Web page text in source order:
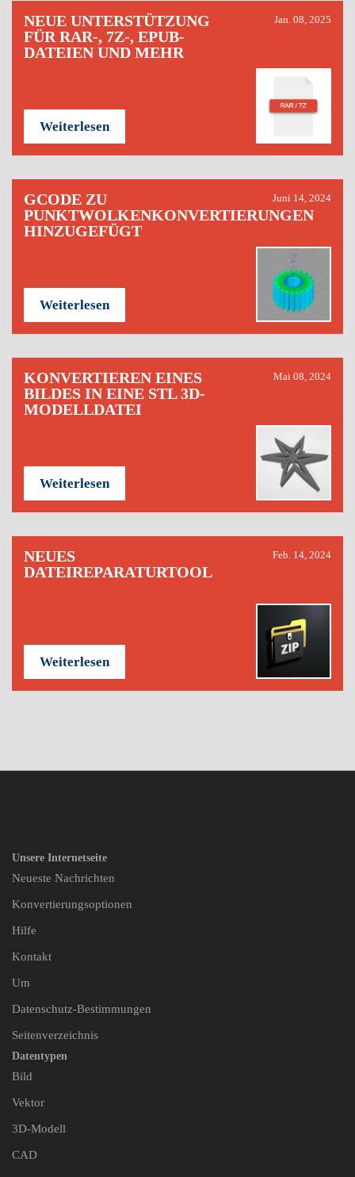
NEUE UNTERSTÜTZUNG
FÜR RAR-, 7Z-, EPUB-
DATEIEN UND MEHR
Jan. 08, 2025
Weiterlesen
GCODE ZU
PUNKTWOLKENKONVERTIERUNGEN
HINZUGEFÜGT
Juni 14, 2024
Weiterlesen
KONVERTIEREN EINES
BILDES IN EINE STL 3D-
MODELLDATEI
Mai 08, 2024
Weiterlesen
NEUES
DATEIREPARATURTOOL
Feb. 14, 2024
Weiterlesen
Unsere Internetseite
Neueste Nachrichten
Konvertierungsoptionen
Hilfe
Kontakt
Um
Datenschutz-Bestimmungen
Seitenverzeichnis
Datentypen
Bild
Vektor
3D-Modell
CAD